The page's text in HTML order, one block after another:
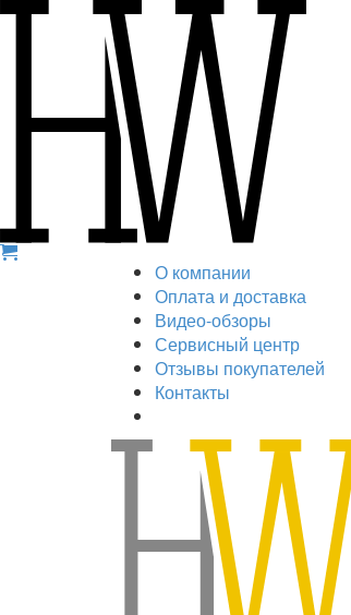
О компании
Оплата и доставка
Видео-обзоры
Сервисный центр
Отзывы покупателей
Контакты